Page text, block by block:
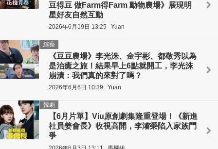
豆得豆 做Farm得Farm 動物農場》展現明
星好友自然互動
2026年6月19日 13:25 Yuan
《豆豆農場》李光洙、金宇彬、都敬秀以為
是治癒之旅！結果早上6點就開工，李光洙
崩潰：我們真的來對了嗎？
綜藝
2026年6月6日 10:39 Yuan
【6月片單】Viu原創劇集隆重登場！《新進
社員姜會長》收視高開，李濬榮陷入家族鬥
爭
韓劇